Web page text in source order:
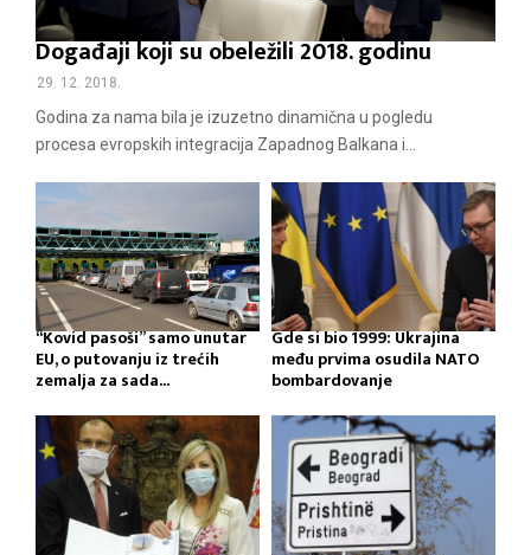
Događaji koji su obeležili 2018. godinu
29. 12. 2018.
Godina za nama bila je izuzetno dinamična u pogledu
procesa evropskih integracija Zapadnog Balkana i...
“Kovid pasoši” samo unutar
EU, o putovanju iz trećih
zemalja za sada...
Gde si bio 1999: Ukrajina
među prvima osudila NATO
bombardovanje